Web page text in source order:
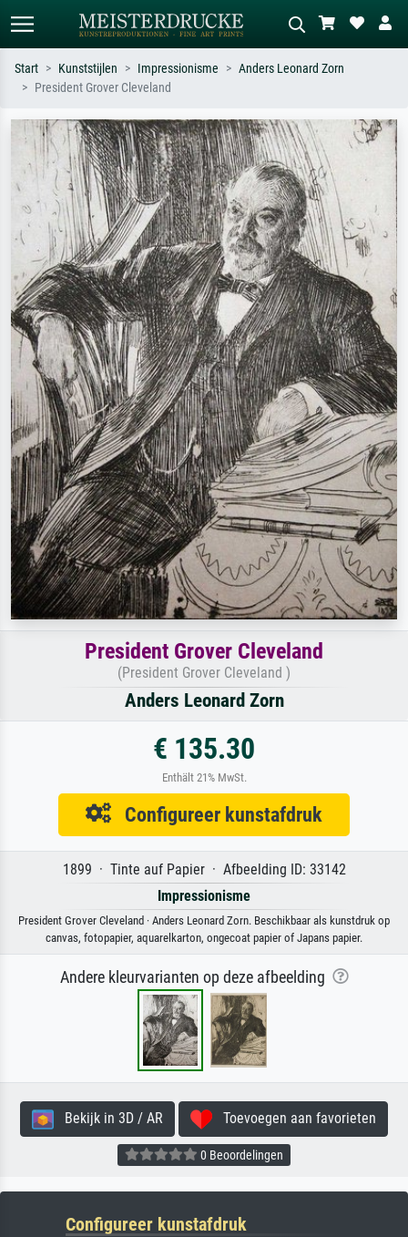
Zoek op kunstenaar, titel of stijl – bijv.
Monet, Sterrennacht, impressionisme,
Hokusai-golf, naakt.
Beschrijf de scène – bijv. groene
weide, abstract met veel rood, donker
olieverfschilderij, staand naakt naast
een boom.
Start Kunststijlen Impressionisme
Anders Leonard Zorn
President Grover Cleveland
President Grover Cleveland
(President Grover Cleveland )
Anders Leonard Zorn
€ 135.30
Enthält 21% MwSt.
Configureer kunstafdruk
1899 · Tinte auf Papier · Afbeelding ID: 33142
Impressionisme
President Grover Cleveland · Anders Leonard Zorn. Beschikbaar als kunstdruk op
canvas, fotopapier, aquarelkarton, ongecoat papier of Japans papier.
Andere kleurvarianten op deze afbeelding
Bekijk in 3D / AR Toevoegen aan favorieten
0 Beoordelingen
Configureer kunstafdruk